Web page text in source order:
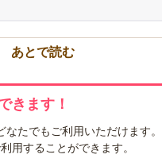
あとで読む
きます！
たでもご利用いただけます。
用することができます。